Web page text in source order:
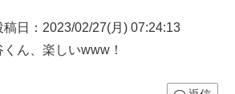
稿日：2023/02/27(月) 07:24:13
ん、楽しいwww！